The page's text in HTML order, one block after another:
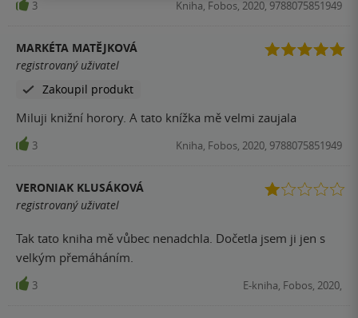
3 Kniha, Fobos, 2020, 9788075851949
MARKÉTA MATĚJKOVÁ
registrovaný uživatel
Zakoupil produkt
Miluji knižní horory. A tato knížka mě velmi zaujala
3 Kniha, Fobos, 2020, 9788075851949
VERONIAK KLUSÁKOVÁ
registrovaný uživatel
Tak tato kniha mě vůbec nenadchla. Dočetla jsem ji jen s
velkým přemáháním.
3 E-kniha, Fobos, 2020,